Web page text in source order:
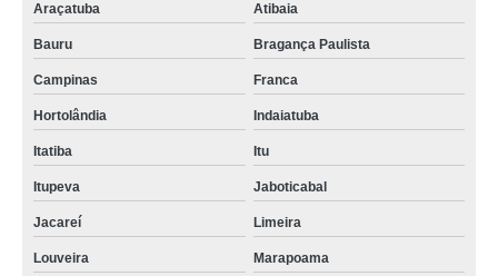
Araçatuba Atibaia
Bauru Bragança Paulista
Campinas Franca
Hortolândia Indaiatuba
Itatiba Itu
Itupeva Jaboticabal
Jacareí Limeira
Louveira Marapoama